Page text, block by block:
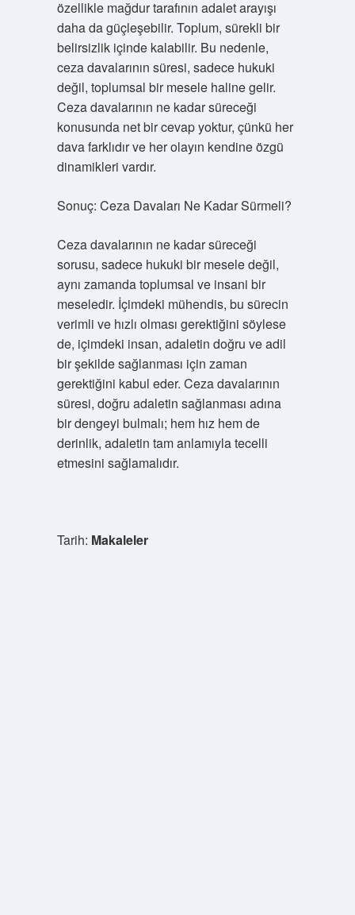
özellikle mağdur tarafının adalet arayışı
daha da güçleşebilir. Toplum, sürekli bir
belirsizlik içinde kalabilir. Bu nedenle,
ceza davalarının süresi, sadece hukuki
değil, toplumsal bir mesele haline gelir.
Ceza davalarının ne kadar süreceği
konusunda net bir cevap yoktur, çünkü her
dava farklıdır ve her olayın kendine özgü
dinamikleri vardır.
Sonuç: Ceza Davaları Ne Kadar Sürmeli?
Ceza davalarının ne kadar süreceği
sorusu, sadece hukuki bir mesele değil,
aynı zamanda toplumsal ve insani bir
meseledir. İçimdeki mühendis, bu sürecin
verimli ve hızlı olması gerektiğini söylese
de, içimdeki insan, adaletin doğru ve adil
bir şekilde sağlanması için zaman
gerektiğini kabul eder. Ceza davalarının
süresi, doğru adaletin sağlanması adına
bir dengeyi bulmalı; hem hız hem de
derinlik, adaletin tam anlamıyla tecelli
etmesini sağlamalıdır.
Tarih: Makaleler